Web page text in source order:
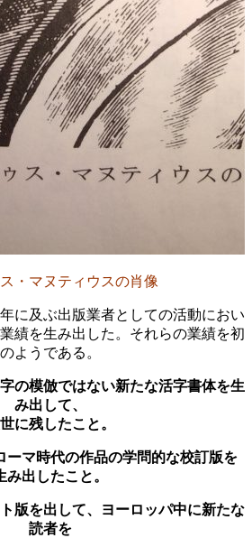
・マヌティウスの肖像
に及ぶ出版業者としての活動におい
績を生み出した。それらの業績を初
ようである。
の模倣ではない新たな活字書体を生
み出して、
に残したこと。
ーマ時代の作品の学問的な校訂版を
み出したこと。
版を出して、
ヨーロッパ中に新たな
読者を